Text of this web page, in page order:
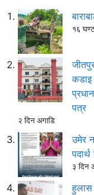
१६
कडाइ
पत्र
२ दिन अगाडि
उमेर
३ दिन
हुलास